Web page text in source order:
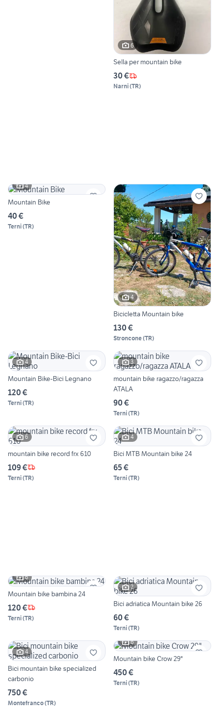
6
Sella per mountain bike
30 €
Narni(TR)
4
Mountain Bike
40 €
Terni(TR)
4
Bicicletta Mountain bike
130 €
Stroncone(TR)
4
Mountain Bike-Bici Legnano
120 €
Terni(TR)
3
mountain bike ragazzo/ragazza
ATALA
90 €
Terni(TR)
6
mountain bike record frx 610
109 €
Terni(TR)
4
Bici MTB Mountain bike 24
65 €
Terni(TR)
6
Mountain bike bambina 24
120 €
Terni(TR)
2
Bici adriatica Mountain bike 26
60 €
Terni(TR)
4
Bici mountain bike specialized
carbonio
750 €
Montefranco(TR)
6
Mountain bike Crow 29"
450 €
Terni(TR)